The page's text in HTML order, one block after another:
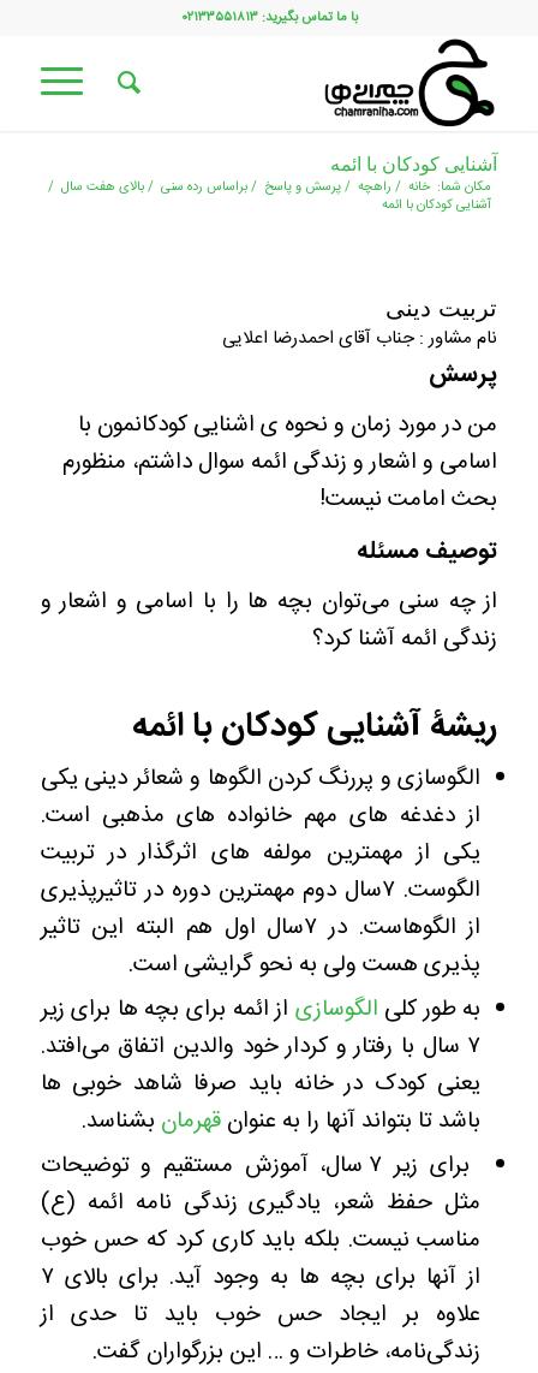
با ما تماس بگیرید: ۰۲۱۳۳۵۵۱۸۱۳
آشنایی کودکان با ائمه
مکان شما: خانه / راهچه /پرسش و پاسخ /براساس رده سنی /بالای هفت سال /
آشنایی کودکان با ائمه
تربیت دینی
نام مشاور : جناب آقای احمدرضا اعلایی
پرسش
من در مورد زمان و نحوه ی اشنایی کودکانمون با
اسامی و اشعار و زندگی ائمه سوال داشتم، منظورم
بحث امامت نیست!
توصیف مسئله
از چه سنی می‌توان بچه ها را با اسامی و اشعار و
زندگی ائمه آشنا کرد؟
ریشۀ آشنایی کودکان با ائمه
الگوسازی و پررنگ کردن الگوها و شعائر دینی یکی
از دغدغه های مهم خانواده های مذهبی است.
یکی از مهمترین مولفه های اثرگذار در تربیت
الگوست. ۷سال دوم مهمترین دوره در تاثیرپذیری
از الگوهاست. در ۷سال اول هم البته این تاثیر
پذیری هست ولی به نحو گرایشی است.
به طور کلی الگوسازی از ائمه برای بچه ها برای زیر
۷ سال با رفتار و کردار خود والدین اتفاق می‌افتد.
یعنی کودک در خانه باید صرفا شاهد خوبی ها
باشد تا بتواند آنها را به عنوانقهرمان بشناسد.
برای زیر ۷ سال، آموزش مستقیم و توضیحات
مثل حفظ شعر، یادگیری زندگی نامه ائمه (ع)
مناسب نیست. بلکه باید کاری کرد که حس خوب
از آنها برای بچه ها به وجود آید. برای بالای ۷
علاوه بر ایجاد حس خوب باید تا حدی از
زندگی‌نامه، خاطرات و … این بزرگواران گفت.